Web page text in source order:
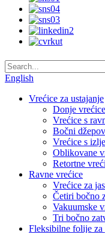
English
Vrećice za ustajanje
Donje
Vrećice s
Bočni
Vrećice s
Oblikovane
Retortne
Ravne vrećice
Vrećice za
Četiri bočno
Vakuumske
Tri bočno
Fleksibilne folije za